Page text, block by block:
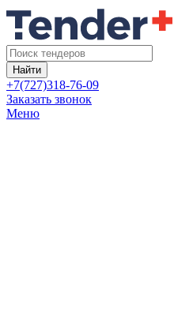
Найти
+7(727)318-76-09
Заказать звонок
Меню